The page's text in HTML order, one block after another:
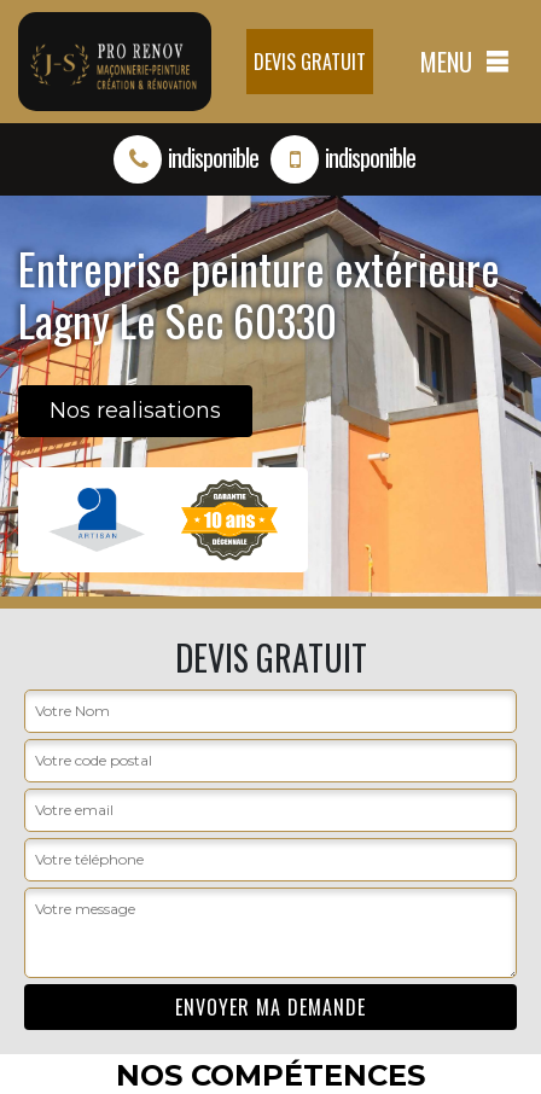
DEVIS GRATUIT MENU
indisponible indisponible
Entreprise peinture extérieure
Lagny Le Sec 60330
Nos realisations
DEVIS GRATUIT
NOS COMPÉTENCES